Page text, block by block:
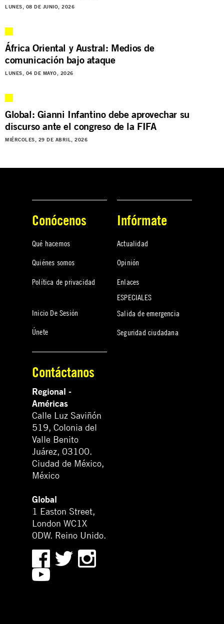
LUNES, 08 DE JUNIO, 2026
África Oriental y Austral: Medios de
comunicación bajo ataque
LUNES, 04 DE MAYO, 2026
Global: Gianni Infantino debe aprovechar su
discurso ante el congreso de la FIFA
MIÉRCOLES, 29 DE ABRIL, 2026
Conócenos
Qué hacemos
Quiénes somos
Política de privacidad
Inicio De Sesión
Únete
Infórmate
Actualidad
Opinión
Enlaces
ESPECIALES
Salida de emergencia
Seguridad ciudadana
Contáctanos
Regional -
Américas
Calle Luz Saviñón
519, Colonia del
Valle Benito
Juárez, 03100.
Ciudad de México,
México
Global
1 Easton Street,
London WC1X
0DW. Reino Unido.